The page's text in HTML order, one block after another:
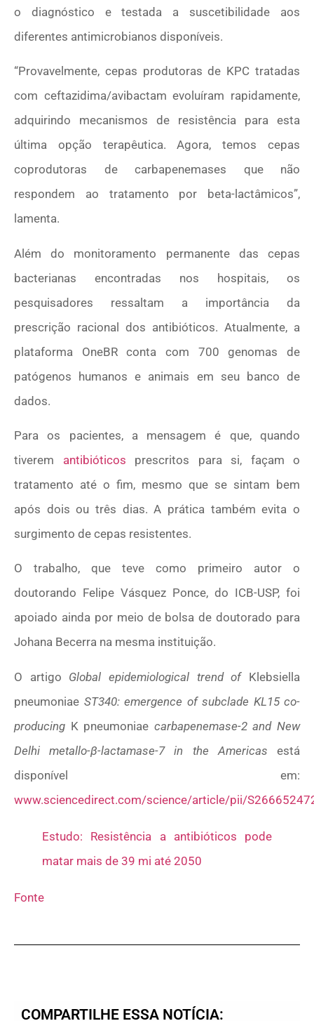
o diagnóstico e testada a suscetibilidade aos
diferentes antimicrobianos disponíveis.
“Provavelmente, cepas produtoras de KPC tratadas
com ceftazidima/avibactam evoluíram rapidamente,
adquirindo mecanismos de resistência para esta
última opção terapêutica. Agora, temos cepas
coprodutoras de carbapenemases que não
respondem ao tratamento por beta-lactâmicos”,
lamenta.
Além do monitoramento permanente das cepas
bacterianas encontradas nos hospitais, os
pesquisadores ressaltam a importância da
prescrição racional dos antibióticos. Atualmente, a
plataforma OneBR conta com 700 genomas de
patógenos humanos e animais em seu banco de
dados.
Para os pacientes, a mensagem é que, quando
tiverem antibióticos prescritos para si, façam o
tratamento até o fim, mesmo que se sintam bem
após dois ou três dias. A prática também evita o
surgimento de cepas resistentes.
O trabalho, que teve como primeiro autor o
doutorando Felipe Vásquez Ponce, do ICB-USP, foi
apoiado ainda por meio de bolsa de doutorado para
Johana Becerra na mesma instituição.
O artigo Global epidemiological trend ofKlebsiella
pneumoniae ST340: emergence of subclade KL15 co-
producing K pneumoniae carbapenemase-2 and New
Delhi metallo-β-lactamase-7 in the Americas está
disponível em:
www.sciencedirect.com/science/article/pii/
Estudo: Resistência a antibióticos pode
matar mais de 39 mi até 2050
Fonte
COMPARTILHE ESSA NOTÍCIA: